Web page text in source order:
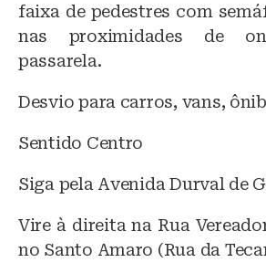
faixa de pedestres com
nas proximidades de
passarela.
Desvio para carros, vans,
Sentido Centro
Siga pela Avenida Durval de
Vire à direita na Rua
no Santo Amaro (Rua da